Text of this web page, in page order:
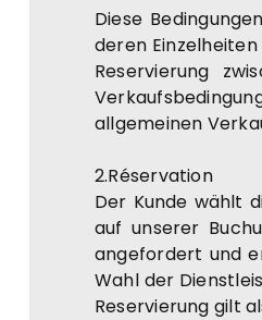
Diese
deren
Reservierung
allgemeinen
2.Réservation
Der Kunde wählt
auf unserer
angefordert und
Wahl der
Reservierung gilt